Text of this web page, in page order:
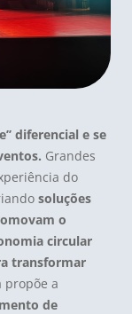
diferencial e se
. Grandes
do
soluções
o
circular
transformar
propõe a
de